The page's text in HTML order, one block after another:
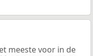
meeste voor in de